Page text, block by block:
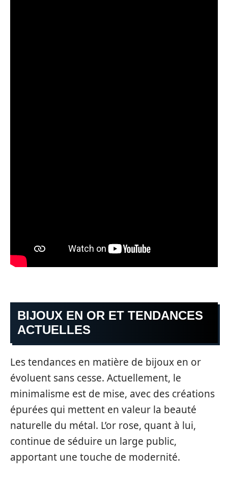
BIJOUX EN OR ET TENDANCES
ACTUELLES
Les tendances en matière de bijoux en or
évoluent sans cesse. Actuellement, le
minimalisme est de mise, avec des créations
épurées qui mettent en valeur la beauté
naturelle du métal. L’or rose, quant à lui,
continue de séduire un large public,
apportant une touche de modernité.